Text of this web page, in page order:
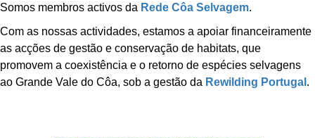
Somos membros activos da Rede Côa Selvagem.
Com as nossas actividades, estamos a apoiar financeiramente
as acções de gestão e conservação de habitats, que
promovem a coexistência e o retorno de espécies selvagens
ao Grande Vale do Côa, sob a gestão da Rewilding Portugal .